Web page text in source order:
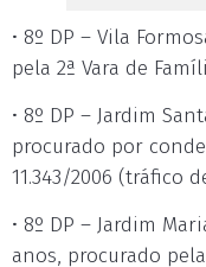
• 8º DP – Vila
pela 2ª Vara de
• 8º DP – Jardim
procurado por
11.343/2006 (tráfico
• 8º DP – Jardim
anos, procurado